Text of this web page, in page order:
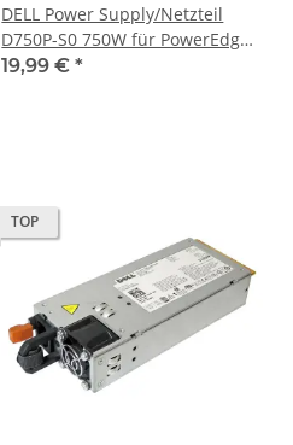
DELL Power Supply/Netzteil
D750P-S0 750W für PowerEdge
R510, R810 DP/N 0FN1VT
19,99 €*
TOP